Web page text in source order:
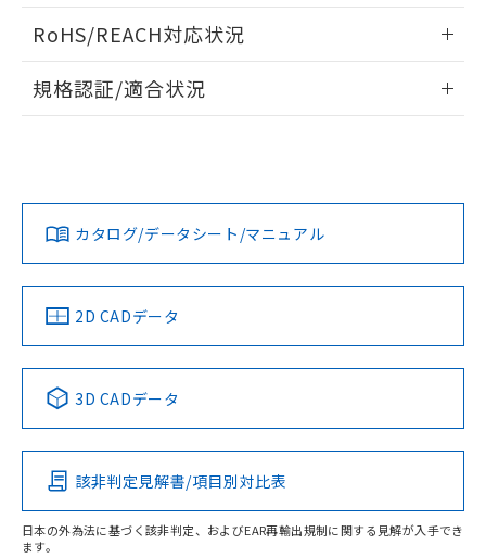
A: 100mm以上、B: 60mm以上
以上、n: 54mm以上
検出物体の大きさと材質による影響
検出領域
ドすることができます。
ログイン/会員登録
ダウンロードデータをご利用いただく前に、以下を必ずお読
みください。
ソフトウェアの使用条件
RoHS/REACH対応状況
EU RoHS 注意事項・凡例
対応済み
中国 RoHS 注意事項・凡例
Pb Hg Cd Cr(VI)
O
規格認証/適合状況
LR型式承認
（イギリス
船舶規格）
DNV型式承認
（ノルウェー
BV型式承認
（フランス
KR型式
（韓国
No No No No
この製品の規格認証/適合状況ページへ
その他の認証はこちらのページからご検索ください
カタログ/データシート/マニュアル
2D CADデータ
3D CADデータ
該非判定見解書/項目別対比表
日本の外為法に基づく該非判定、およびEAR再輸出規制に関する見解が入手でき
ます。
り、2022年1月12日より割愛しておりま
す。